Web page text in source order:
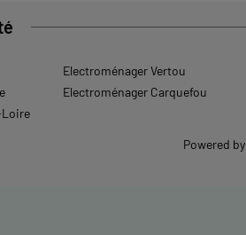
Electroménager Vertou
Electroménager Carquefou
Powered by